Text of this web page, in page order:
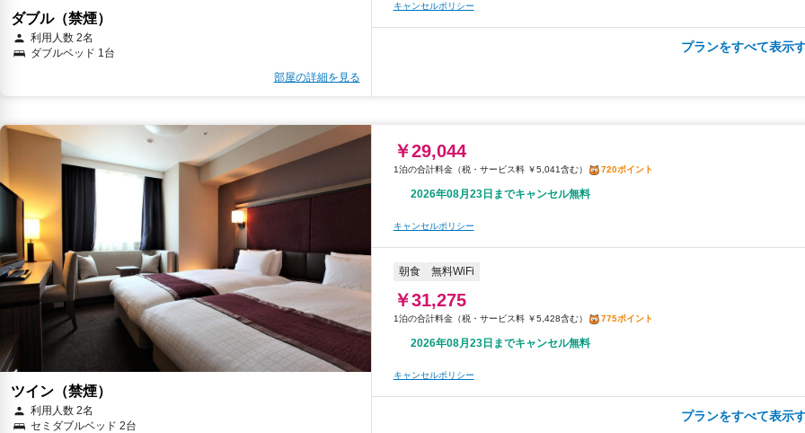
ダブル（禁煙）
利用人数 2名
ダブルベッド 1台
部屋の詳細を見る
キャンセルポリシー
朝食 無料WiFi
￥35,167
2026年08月25日までキャンセル無料
キャンセルポリシー
プランをすべて表示
ツイン（禁煙）
利用人数 2名
セミダブルベッド 2台
￥29,044
税・サービス料 ￥5,041含む 720ポイント
2026年08月23日までキャンセル無料
キャンセルポリシー
朝食 無料WiFi
￥31,275
税・サービス料 ￥5,428含む 775ポイント
2026年08月23日までキャンセル無料
キャンセルポリシー
プランをすべて表示